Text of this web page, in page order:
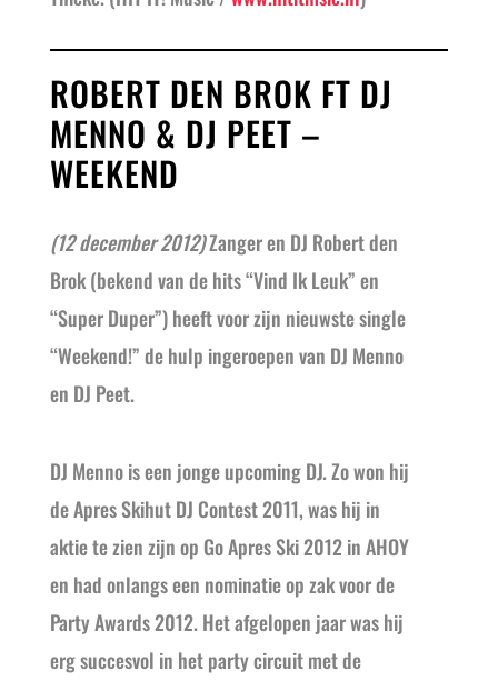
ROBERT DEN BROK FT DJ
MENNO & DJ PEET –
WEEKEND
(12 december 2012)Zanger en DJ Robert den
Brok (bekend van de hits “Vind Ik Leuk” en
“Super Duper”) heeft voor zijn nieuwste single
“Weekend!” de hulp ingeroepen van DJ Menno
en DJ Peet.
DJ Menno is een jonge upcoming DJ. Zo won hij
de Apres Skihut DJ Contest 2011, was hij in
aktie te zien zijn op Go Apres Ski 2012 in AHOY
en had onlangs een nominatie op zak voor de
Party Awards 2012. Het afgelopen jaar was hij
erg succesvol in het party circuit met de